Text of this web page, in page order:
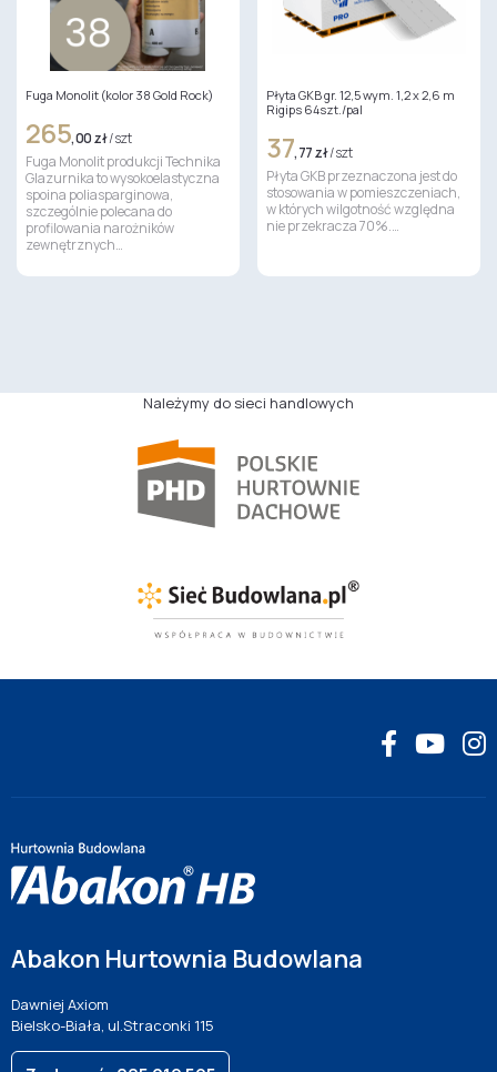
Fuga Monolit (kolor 38 Gold Rock)
265,00 zł/ szt
Fuga Monolit produkcji Technika
Glazurnika to wysokoelastyczna
spoina poliasparginowa,
szczególnie polecana do
profilowania narożników
zewnętrznych…
Płyta GKB gr. 12,5 wym. 1,2 x 2,6 m
Rigips 64szt./pal
37,77 zł/ szt
Płyta GKB przeznaczona jest do
stosowania w pomieszczeniach,
w których wilgotność względna
nie przekracza 70%.…
Należymy do sieci handlowych
Abakon Hurtownia Budowlana
Dawniej Axiom
Bielsko-Biała, ul.Straconki 115